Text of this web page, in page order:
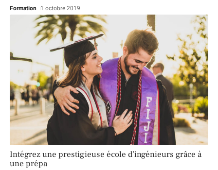
Formation 1 octobre 2019
Intégrez une prestigieuse école d’ingénieurs grâce à
une prépa